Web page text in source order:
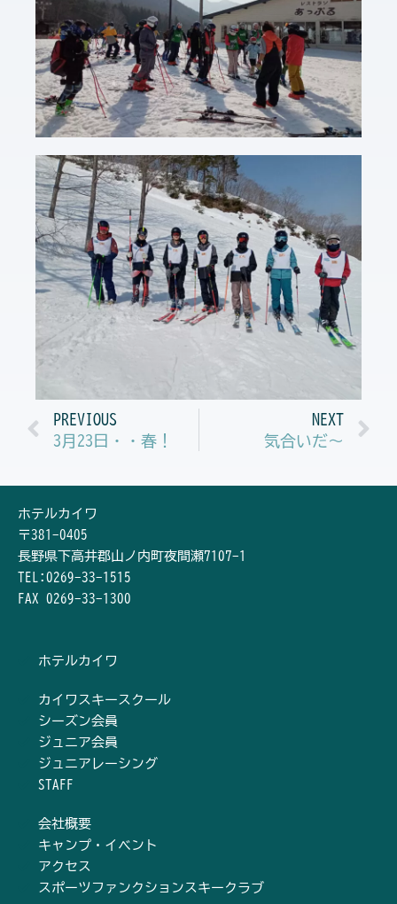
Prev
PREVIOUS
3月23日・・春！
NEXT
気合いだ～
ホテルカイワ
〒381-0405
長野県下高井郡山ノ内町夜間瀬7107-1
TEL:0269-33-1515
FAX 0269-33-1300
ホテルカイワ
カイワスキースクール
シーズン会員
ジュニア会員
ジュニアレーシング
STAFF
会社概要
キャンプ・イベント
アクセス
スポーツファンクションスキークラブ